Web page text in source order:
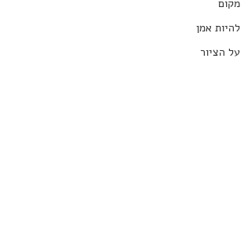
מקום
להיות אמן
על הציור